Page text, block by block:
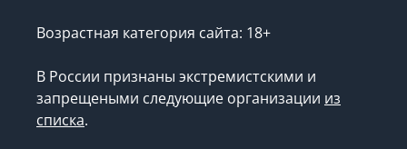
Возрастная категория сайта: 18+
В России признаны экстремистскими и
запрещеными следующие организации из
списка.